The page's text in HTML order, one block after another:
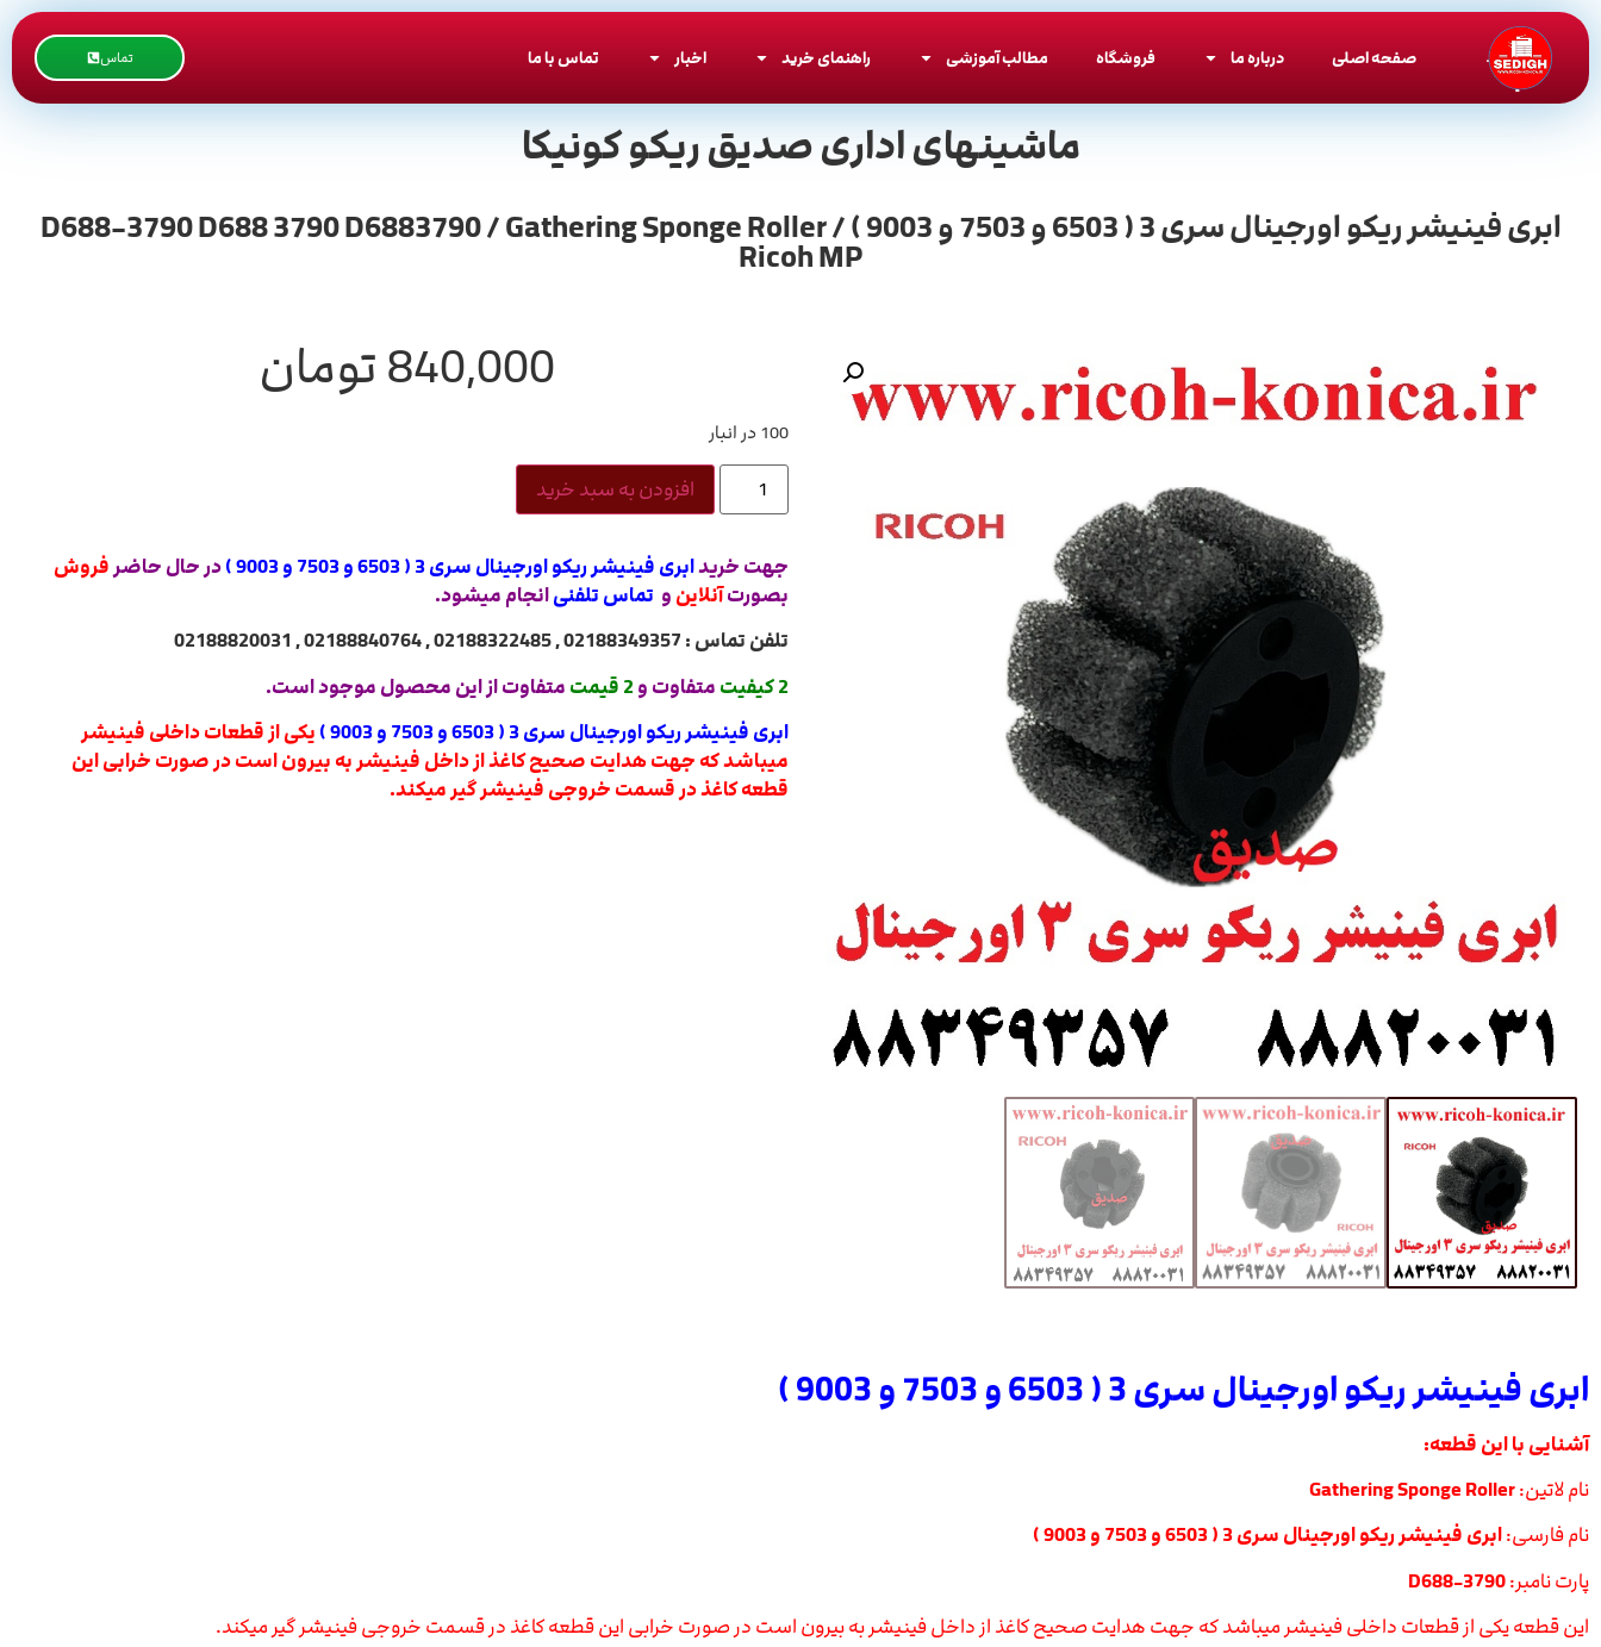
صفحه اصلی درباره ما فروشگاه مطالب آموزشی راهنمای خرید اخبار تماس با ما تماس
ماشینهای اداری صدیق ریکو کونیکا
ابری فینیشر ریکو اورجینال سری 3 ( 6503 و 7503 و 9003 ) / D688-3790 D688 3790 D6883790 / Gathering Sponge Roller
Ricoh MP
840,000تومان
100 در انبار
افزودن به سبد خرید
جهت خریدابری فینیشر ریکو اورجینال سری 3 ( 6503 و 7503 و 9003 ) در حال حاضر فروش
بصورتآنلاین و تماس تلفنیانجام میشود.
تلفن تماس : 02188349357 , 02188322485 , 02188840764 , 02188820031
2 کیفیت
متفاوت و 2 قیمت
متفاوت از این محصول موجود است.
ابری فینیشر ریکو اورجینال سری 3 ( 6503 و 7503 و 9003 )
یکی از قطعات داخلی فینیشر
میباشد که جهت هدایت صحیح کاغذ از داخل فینیشر به بیرون است در صورت خرابی این
قطعه کاغذ در قسمت خروجی فینیشر گیر میکند.
ابری فینیشر ریکو اورجینال سری 3 ( 6503 و 7503 و 9003 )
آشنایی با این قطعه:
نام لاتین:Gathering Sponge Roller
نام فارسی:ابری فینیشر ریکو اورجینال سری 3 ( 6503 و 7503 و 9003 )
پارت نامبر:D688-3790
این قطعه یکی از قطعات داخلی فینیشر میباشد که جهت هدایت صحیح کاغذ از داخل فینیشر به بیرون است در صورت خرابی این قطعه کاغذ در قسمت خروجی فینیشر گیر میکند.